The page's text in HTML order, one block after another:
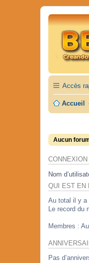
Accès
Accueil
Aucun
CONNEXION
Nom
QUI EST EN
Au total il y a
Le record du
Membres :
Pas